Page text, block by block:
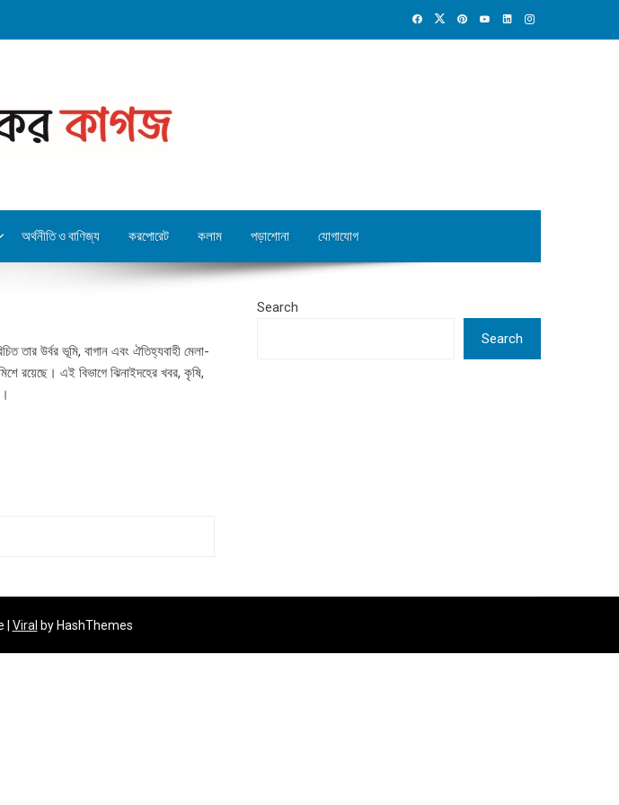
অর্থনীতি ও বাণিজ্য করপোরেট কলাম পড়াশোনা যোগাযোগ
তার উর্বর ভূমি, বাগান এবং ঐতিহ্যবাহী মেলা-
রয়েছে। এই বিভাগে ঝিনাইদহের খবর, কৃষি,
Search
Search
Viral by HashThemes